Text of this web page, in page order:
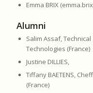
Emma BRIX
Alumni
Salim Assaf,
Technologies (France)
Justine DILLIES,
Tiffany BAETENS,
(France)